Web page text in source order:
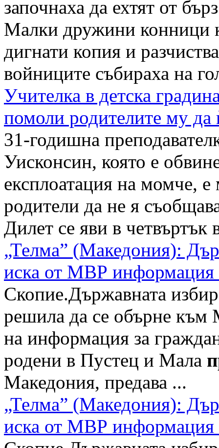
започнаха да ехтят от
Малки дружини конници
дигнати копия и
войниците събираха на
Учителка в детска
помоли родителите му да
31-годишна
Уисконсин, която е
експлоатация на момче, е
родители да не я
Дилет се яви в четвъртък
„Телма” (Македония):
иска от МВР информация
Скопие.Държавната
решила да се обърне към
на информация за
родени в Пустец и Мала
Македония, предава ...
„Телма” (Македония):
иска от МВР информация